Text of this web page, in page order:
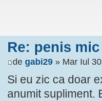
Re: penis
de gabi29 » Mar Iul
Si eu zic ca doar
anumit supliment.